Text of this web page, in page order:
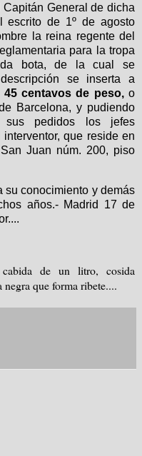
General de dicha
escrito de 1º de agosto
la reina regente del
para la tropa
bota, de la cual se
se inserta a
45 centavos de peso,o
Barcelona, y pudiendo
sus pedidos los jefes
que reside en
Juan núm. 200, piso
su conocimiento y demás
años.- Madrid 17 de
de un litro, cosida
negra que forma ribete....